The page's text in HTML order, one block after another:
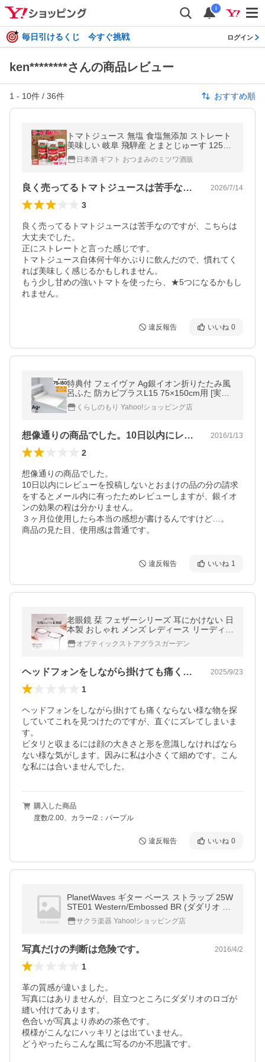
i
毎日引けるくじ 今すぐ挑戦 ログイン
ken********さんの商品レビュー
1 - 10件 / 36件 おすすめ順
トマトジュース 無塩 食塩無添加 ストレート
美味しい 岐阜 飛騨産 とまとじゅーす 125ml
18本入り×1ケース
日本酒 ギフト おつまみのミツワ酒販
良く売ってるトマトジュースは苦手なので… 2026/7/14
3
良く売ってるトマトジュースは苦手なのですが、こちらは
大丈夫でした。
正にストレートと言った感じです。
トマトジュース自体何十年かぶりに飲んだので、慣れてく
れば美味しく感じるかもしれません。
もう少し甘めの強いトマトを使ったら、★5つになるかもし
れません。
違反報告 いいね 0
特典付 フェイヴァ Ag銀イオン折りたたみ風
呂ふた 防カビプラスL15 75×150cm用 [実寸
75×149cm] シルバー ホワイト 日本製 防カ
ビ 抗菌 保温 東プレ
くらしのもり Yahoo!ショッピング店
想像通りの商品でした。10日以内にレビ… 2016/1/13
2
想像通りの商品でした。
10日以内にレビューを投稿しないとおまけの品の分の請求
をするとメール内に有ったためレビューしますが、銀イオ
ンの効果の程は分かりません。
３ヶ月位使用したら本当の感想が書けるんですけど…。
商品の見た目、使用感は普通です。
違反報告 いいね 1
老眼鏡 栞 フェザーシリーズ 耳にかけない 日
本製 おしゃれ メンズ レディース リーディン
ググラス 折りたたみ 老眼 眼鏡 メガネ 鯖江
SIF-02オプティックストアグラスガーデン
ヘッドフォンをしながら掛けても痛くなら… 2025/9/23
1
ヘッドフォンをしながら掛けても痛くならない様な物を探
していてこれを見つけたのですが、直ぐにズレてしまいま
す。
ピタリと収まるには顔の大きさと形を意識しなければなら
ない様な気がします。因みに私は小さくて細めです。こん
な私には合いませんでした。
購入した商品
度数/2.00、カラー/2：パープル
違反報告 いいね 0
PlanetWaves ギター ベース ストラップ 25W
STE01 Western/Embossed BR (ダダリオ プ
ラネット ウェイヴス)
サクラ楽器 Yahoo!ショッピング店
写真だけの判断は危険です。 2016/4/2
1
革の質感が違いました。
写真にはありませんが、目立つところにダダリオのロゴが
縫い付けてあります。
色合いが写真より赤めの茶色です。
模様がこんなにハッキリとは出ていません。
どうやったらこんな風に写るのか不思議です。